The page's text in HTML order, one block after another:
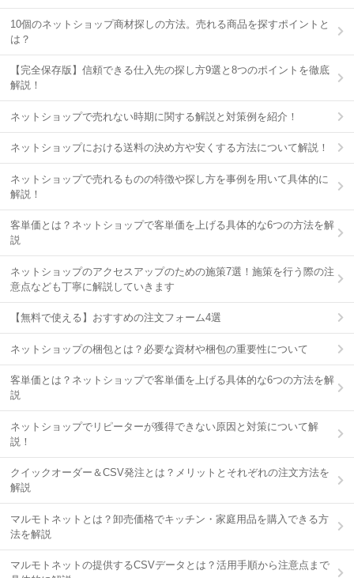
10個のネットショップ商材探しの方法。売れる商品を探すポイントと
は？
【完全保存版】信頼できる仕入先の探し方9選と8つのポイントを徹底
解説！
ネットショップで売れない時期に関する解説と対策例を紹介！
ネットショップにおける送料の決め方や安くする方法について解説！
ネットショップで売れるものの特徴や探し方を事例を用いて具体的に
解説！
客単価とは？ネットショップで客単価を上げる具体的な6つの方法を解
説
ネットショップのアクセスアップのための施策7選！施策を行う際の注
意点なども丁寧に解説していきます
【無料で使える】おすすめの注文フォーム4選
ネットショップの梱包とは？必要な資材や梱包の重要性について
客単価とは？ネットショップで客単価を上げる具体的な6つの方法を解
説
ネットショップでリピーターが獲得できない原因と対策について解
説！
クイックオーダー＆CSV発注とは？メリットとそれぞれの注文方法を
解説
マルモトネットとは？卸売価格でキッチン・家庭用品を購入できる方
法を解説
マルモトネットの提供するCSVデータとは？活用手順から注意点まで